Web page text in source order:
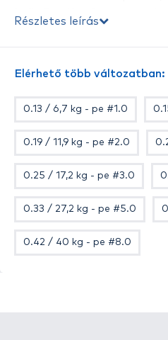
széles méretválasztéknak
Tulajdonságok
Kiszerelés: 275 méter
0.36 és 0.42 mm
Részletes leírás
Elérhető több változatban:
0.13 / 6,7 kg - pe #1.0
0.19 / 11,9 kg - pe #2.0
0.25 / 17,2 kg - pe #3.0
0.33 / 27,2 kg - pe #5.0
0.42 / 40 kg - pe #8.0